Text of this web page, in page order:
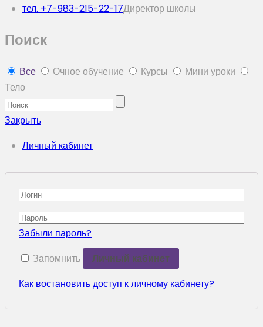
тел. +7-983-215-22-17Директор школы
Поиск
Все Очное обучение Курсы
Мини уроки
Тело
Закрыть
Личный кабинет
Забыли пароль?
Запомнить
Как востановить доступ к личному кабинету?